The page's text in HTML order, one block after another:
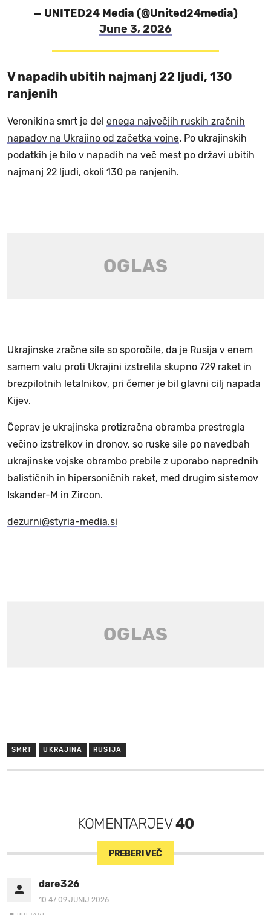
— UNITED24 Media (@United24media)
June 3, 2026
V napadih ubitih najmanj 22 ljudi, 130
ranjenih
Veronikina smrt je del enega največjih ruskih zračnih
napadov na Ukrajino od začetka vojne. Po ukrajinskih
podatkih je bilo v napadih na več mest po državi ubitih
najmanj 22 ljudi, okoli 130 pa ranjenih.
Ukrajinske zračne sile so sporočile, da je Rusija v enem
samem valu proti Ukrajini izstrelila skupno 729 raket in
brezpilotnih letalnikov, pri čemer je bil glavni cilj napada
Kijev.
Čeprav je ukrajinska protizračna obramba prestregla
večino izstrelkov in dronov, so ruske sile po navedbah
ukrajinske vojske obrambo prebile z uporabo naprednih
balističnih in hipersoničnih raket, med drugim sistemov
Iskander-M in Zircon.
dezurni@styria-media.si
SMRT UKRAJINA RUSIJA
KOMENTARJEV40
PREBERI VEČ
dare326
10:47 09.JUNIJ 2026.